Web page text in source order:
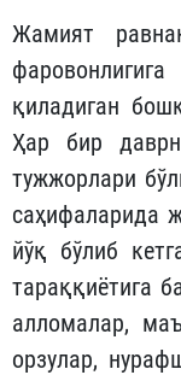
Жамият
қиладиган
Ҳар бир
тужжорлари
саҳифаларида
йўқ бўлиб
тараққиётига
алломалар,
орзулар,